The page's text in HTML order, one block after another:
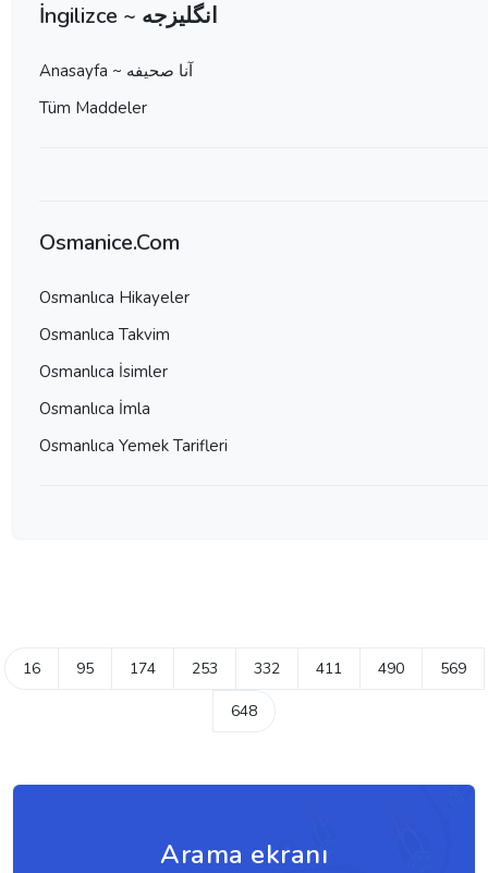
İngilizce ~ انگلیزجه
Anasayfa ~ آنا صحيفه
Tüm Maddeler
Osmanice.Com
Osmanlıca Hikayeler
Osmanlıca Takvim
Osmanlıca İsimler
Osmanlıca İmla
Osmanlıca Yemek Tarifleri
16 95 174 253 332 411 490 569
648
Arama ekranı